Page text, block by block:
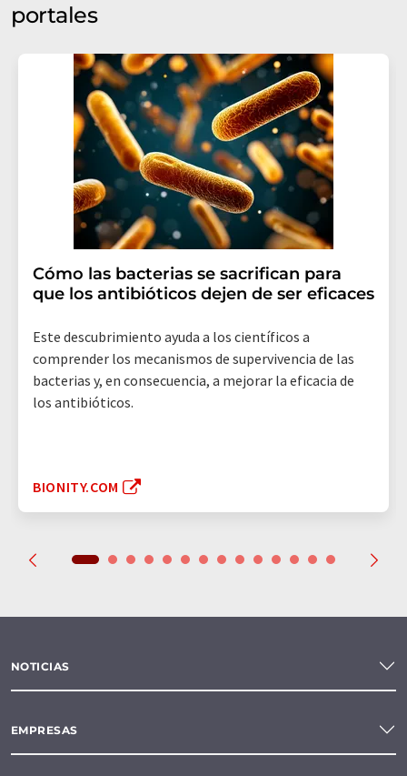
portales
Cómo las bacterias se sacrifican para
que los antibióticos dejen de ser eficaces
Este descubrimiento ayuda a los científicos a
comprender los mecanismos de supervivencia de las
bacterias y, en consecuencia, a mejorar la eficacia de
los antibióticos.
BIONITY.COM
NOTICIAS
EMPRESAS